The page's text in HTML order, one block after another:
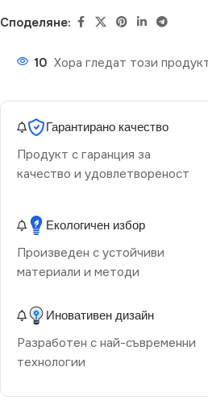
Споделяне:
10 Хора гледат този
Гарантирано качество
Продукт с гаранция за
качество и удовлетвореност
Екологичен избор
Произведен с устойчиви
материали и методи
Иновативен дизайн
Разработен с най-съвременни
технологии